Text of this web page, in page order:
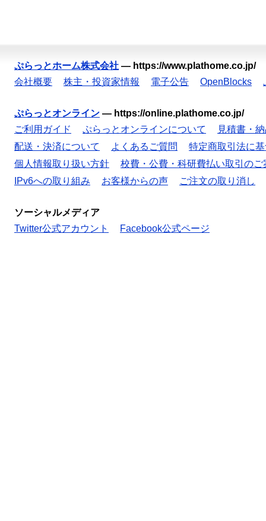
ぷらっとホーム株式会社 — https://www.plathome.co.jp/
会社概要
株主・投資家情報 電子公告 OpenBlocks
ぷらっとオンライン — https://online.plathome.co.jp/
ご利用ガイド
ぷらっとオンラインについて
見積書・
配送・決済について
よくあるご質問
特定商取引法に
個人情報取り扱い方針
校費・公費・科研費払い取引のご
IPv6への取り組み
お客様からの声 ご注文の取り消し
ソーシャルメディア
Twitter公式アカウント
Facebook公式ページ